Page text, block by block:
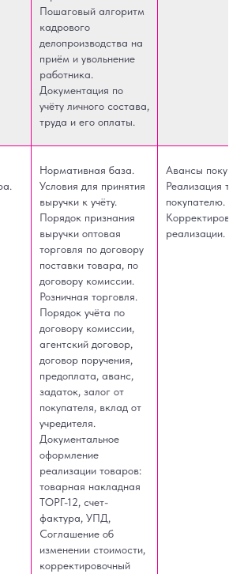
Пошаговый алгоритм
кадрового
делопроизводства на
приём и увольнение
работника.
Документация по
учёту личного состава,
труда и его оплаты.
Нормативная база.
Условия для принятия
выручки к учёту.
Порядок признания
выручки оптовая
торговля по договору
поставки товара, по
договору комиссии.
Розничная торговля.
Порядок учёта по
договору комиссии,
агентский договор,
договор поручения,
предоплата, аванс,
задаток, залог от
покупателя, вклад от
учредителя.
Документальное
оформление
реализации товаров:
товарная накладная
ТОРГ-12, счет-
фактура, УПД,
Соглашение об
изменении стоимости,
корректировочный
Авансы
Реализация
покупателю.
Корректировка
реализации.